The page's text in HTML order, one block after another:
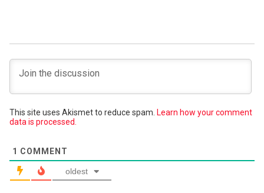
This site uses Akismet to reduce spam. Learn how your comment
data is processed.
1 COMMENT
oldest